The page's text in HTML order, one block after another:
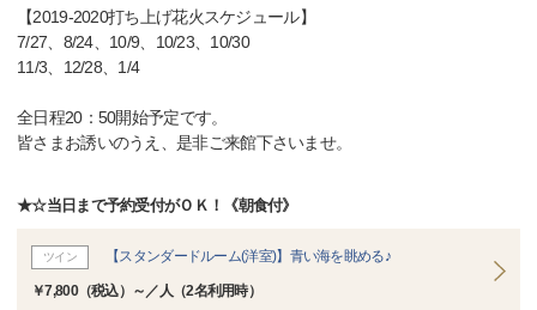
【2019-2020打ち上げ花火スケジュール】
7/27、8/24、10/9、10/23、10/30
11/3、12/28、1/4
全日程20：50開始予定です。
皆さまお誘いのうえ、是非ご来館下さいませ。
★☆当日まで予約受付がＯＫ！《朝食付》
ツイン 【スタンダードルーム(洋室)】青い海を眺める♪
￥7,800（税込）～／人（2名利用時）